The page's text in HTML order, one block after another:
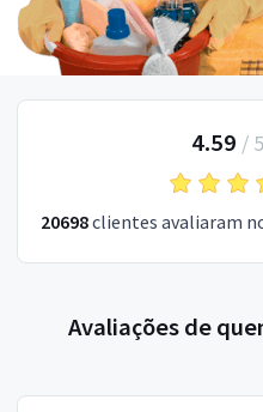
4.59 / 5
20698clientes avaliaram
Avaliações de